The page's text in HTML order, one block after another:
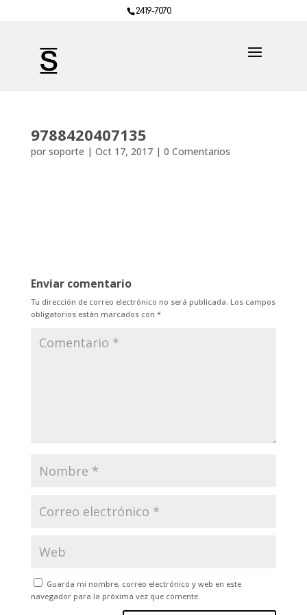
2419-7070
9788420407135
por soporte | Oct 17, 2017| 0 Comentarios
Enviar comentario
Tu dirección de correo electrónico no será publicada. Los campos
obligatorios están marcados con *
Guarda mi nombre, correo electrónico y web en este
navegador para la próxima vez que comente.